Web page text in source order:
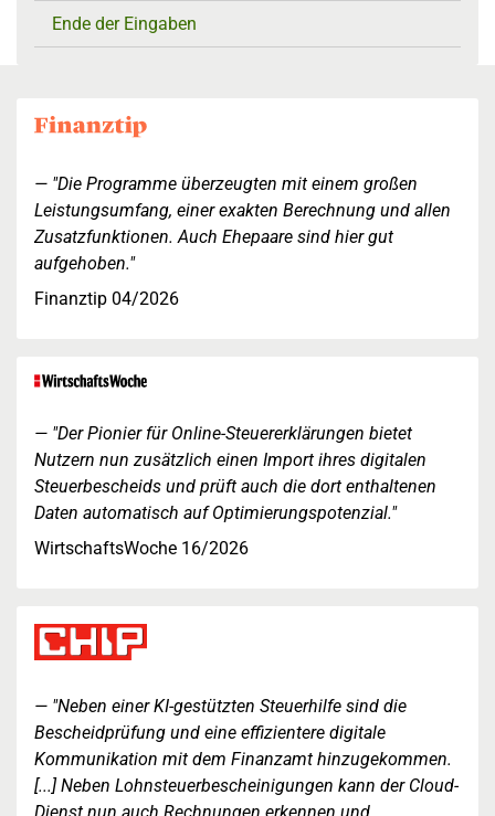
Ende der Eingaben
"Die Programme überzeugten mit einem großen
Leistungsumfang, einer exakten Berechnung und allen
Zusatzfunktionen. Auch Ehepaare sind hier gut
aufgehoben."
Finanztip 04/2026
"Der Pionier für Online-Steuererklärungen bietet
Nutzern nun zusätzlich einen Import ihres digitalen
Steuerbescheids und prüft auch die dort enthaltenen
Daten automatisch auf Optimierungspotenzial."
WirtschaftsWoche 16/2026
"Neben einer KI-gestützten Steuerhilfe sind die
Bescheidprüfung und eine effizientere digitale
Kommunikation mit dem Finanzamt hinzugekommen.
[...] Neben Lohnsteuerbescheinigungen kann der Cloud-